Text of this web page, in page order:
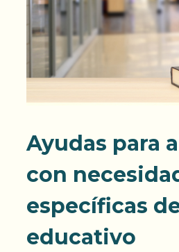
Ayudas para
con
específicas
educativo